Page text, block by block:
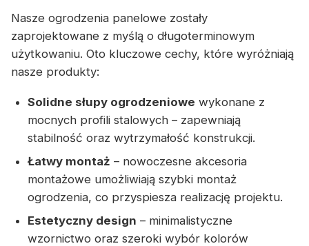
Nasze ogrodzenia panelowe zostały
zaprojektowane z myślą o długoterminowym
użytkowaniu. Oto kluczowe cechy, które wyróżniają
nasze produkty:
Solidne słupy ogrodzeniowe wykonane z
mocnych profili stalowych – zapewniają
stabilność oraz wytrzymałość konstrukcji.
Łatwy montaż – nowoczesne akcesoria
montażowe umożliwiają szybki montaż
ogrodzenia, co przyspiesza realizację projektu.
Estetyczny design – minimalistyczne
wzornictwo oraz szeroki wybór kolorów